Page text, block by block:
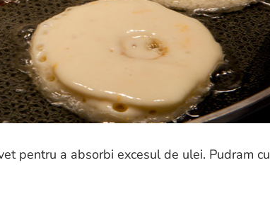
pentru a absorbi excesul de ulei. Pudram cu